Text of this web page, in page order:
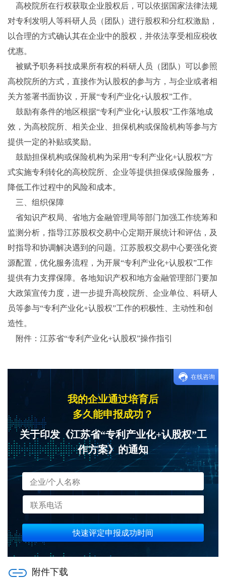
高校院所在行权获取企业股权后，可以依据国家法律法规
对专利发明人等科研人员（团队）进行股权和分红权激励，
以合理的方式确认其在企业中的股权，并依法享受相应税收
优惠。
被赋予职务科技成果所有权的科研人员（团队）可以参照
高校院所的方式，直接作为认股权的参与方，与企业或者相
关方签署书面协议，开展“专利产业化+认股权”工作。
鼓励有条件的地区根据“专利产业化+认股权”工作落地成
效，为高校院所、相关企业、担保机构或保险机构等参与方
提供一定的补贴或奖励。
鼓励担保机构或保险机构为采用“专利产业化+认股权”方
式实施专利转化的高校院所、企业等提供担保或保险服务，
降低工作过程中的风险和成本。
三、组织保障
省知识产权局、省地方金融管理局等部门加强工作统筹和
监测分析，指导江苏股权交易中心定期开展统计和评估，及
时指导和协调解决遇到的问题。江苏股权交易中心要强化资
源配置，优化服务流程，为开展“专利产业化+认股权”工作
提供有力支撑保障。各地知识产权和地方金融管理部门要加
大政策宣传力度，进一步提升高校院所、企业单位、科研人
员等参与“专利产业化+认股权”工作的积极性、主动性和创
造性。
附件：江苏省“专利产业化+认股权”操作指引
我的企业通过培育后
多久能申报成功？
关于印发《江苏省“专利产业化+认股权”工
作方案》的通知
快速评定申报成功时间
在线咨询
附件下载